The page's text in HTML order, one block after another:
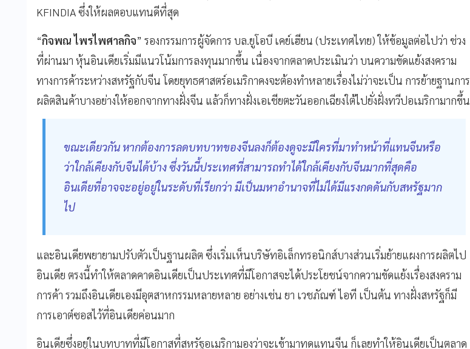
KFINDIA ซึ่งให้ผลตอบแทนดีที่สุด
“กิจพณ ไพรไพศาลกิจ” รองกรรมการผู้จัดการ บล.ยูโอบี เคย์เฮียน (ประเทศไทย) ให้ข้อมูลต่อไปว่า ช่วง
ที่ผ่านมา หุ้นอินเดียเริ่มมีแนวโน้มการลงทุนมากขึ้น เนื่องจากตลาดประเมินว่า บนความขัดแย้งสงคราม
ทางการค้าระหว่างสหรัฐกับจีน โดยยุทธศาสตร์อเมริกาคงจะต้องทําหลายเรื่องไม่ว่าจะเป็น การย้ายฐานการ
ผลิตสินค้าบางอย่างให้ออกจากทางฝั่งจีน แล้วก็ทางฝั่งเอเชียตะวันออกเฉียงใต้ไปยั่งฝั่งทวีปอเมริกามากขึ้น
ขณะเดียวกัน หากต้องการลดบทบาทของจีนลงก็ต้องดูจะมีใครที่มาทําหน้าที่แทนจีนหรือ
ว่าใกล้เคียงกับจีนได้บ้าง ซึ่งวันนี้ประเทศที่สามารถทำได้ใกล้เคียงกับจีนมากที่สุดคือ
อินเดียที่อาจจะอยู่อยู่ในระดับที่เรียกว่า มีเป็นมหาอํานาจที่ไม่ได้มีแรงกดดันกับสหรัฐมาก
ไป
และอินเดียพยายามปรับตัวเป็นฐานผลิต ซึ่งเริ่มเห็นบริษัทอิเล็กทรอนิกส์บางส่วนเริ่มย้ายแผงการผลิตไป
อินเดีย ตรงนี้ทําให้ตลาดคาดอินเดียเป็นประเทศที่มีโอกาสจะได้ประโยชน์จากความขัดแย้งเรื่องสงคราม
การค้า รวมถึงอินเดียเองมีอุตสาหกรรมหลายหลาย อย่างเช่น ยา เวชภัณฑ์ ไอที เป็นต้น ทางฝั่งสหรัฐก็มี
การเอาต์ซอสไว้ที่อินเดียค่อนมาก
อินเดียซึ่งอยู่ในบทบาทที่มีโอกาสที่สหรัฐอเมริกามองว่าจะเข้ามาทดแทนจีน ก็เลยทําให้อินเดียเป็นตลาด